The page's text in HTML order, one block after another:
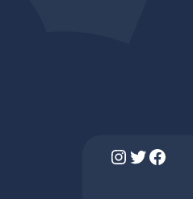
Instagram Twitter Facebook